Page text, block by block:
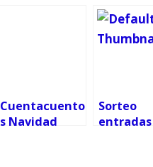
Cuentacuento
s Navidad
Sorteo
entradas